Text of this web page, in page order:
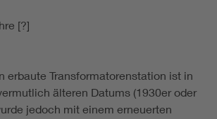
[?]
erbaute Transformatorenstation ist in
älteren Datums (1930er oder
jedoch mit einem erneuerten